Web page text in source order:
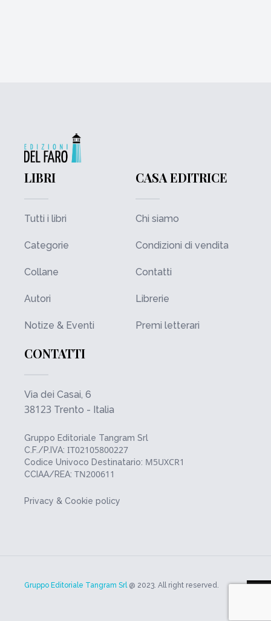
LIBRI
Tutti i libri
Categorie
Collane
Autori
Notize & Eventi
CASA EDITRICE
Chi siamo
Condizioni di vendita
Contatti
Librerie
Premi letterari
CONTATTI
Via dei Casai, 6
38123 Trento - Italia
Gruppo Editoriale Tangram Srl
C.F./P.IVA: IT02105800227
Codice Univoco Destinatario: M5UXCR1
CCIAA/REA: TN200611
Privacy & Cookie policy
Gruppo Editoriale Tangram Srl@ 2023. All right reserved.